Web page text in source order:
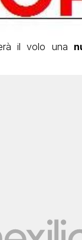
il volo una